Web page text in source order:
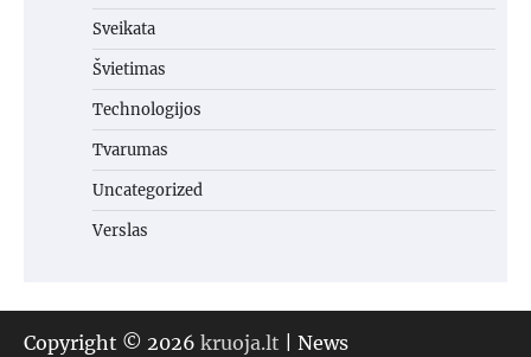
Sveikata
Švietimas
Technologijos
Tvarumas
Uncategorized
Verslas
Copyright © 2026 kruoja.lt | News